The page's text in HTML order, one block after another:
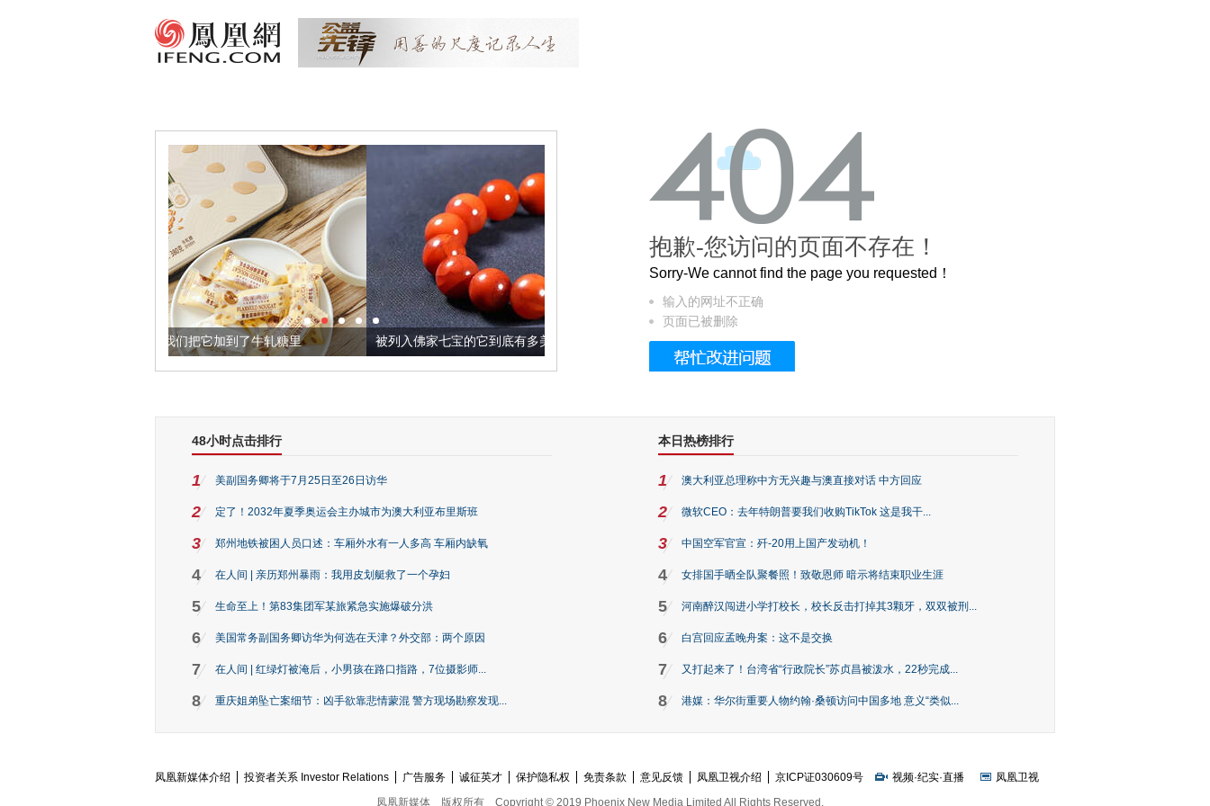
金亚麻籽，我们把它加到了牛轧糖里 被列入佛家七宝的它到底有多美？ 这个3.2米的长卷，还原了600岁的紫禁城
抱歉-您访问的页面不存在！
Sorry-We cannot find the page you requested！
输入的网址不正确
页面已被删除
48小时点击排行
1 美副国务卿将于7月25日至26日访华
2 定了！2032年夏季奥运会主办城市为澳大利亚布里斯班
3 郑州地铁被困人员口述：车厢外水有一人多高 车厢内缺氧
4 在人间 | 亲历郑州暴雨：我用皮划艇救了一个孕妇
5 生命至上！第83集团军某旅紧急实施爆破分洪
6 美国常务副国务卿访华为何选在天津？外交部：两个原因
7 在人间 | 红绿灯被淹后，小男孩在路口指路，7位摄影师...
8 重庆姐弟坠亡案细节：凶手欲靠悲情蒙混 警方现场勘察发现...
本日热榜排行
1 澳大利亚总理称中方无兴趣与澳直接对话 中方回应
2 微软CEO：去年特朗普要我们收购TikTok 这是我干...
3 中国空军官宣：歼-20用上国产发动机！
4 女排国手晒全队聚餐照！致敬恩师 暗示将结束职业生涯
5 河南醉汉闯进小学打校长，校长反击打掉其3颗牙，双双被刑...
6 白宫回应孟晚舟案：这不是交换
7 又打起来了！台湾省“行政院长”苏贞昌被泼水，22秒完成...
8 港媒：华尔街重要人物约翰·桑顿访问中国多地 意义“类似...
凤凰新媒体介绍 投资者关系 Investor Relations 广告服务 诚征英才 保护隐私权 免责条款 意见反馈 凤凰卫视介绍 京ICP证030609号 视频·纪实·直播
凤凰卫视
凤凰新媒体
版权所有 Copyright © 2019 Phoenix New Media Limited All Rights Reserved.